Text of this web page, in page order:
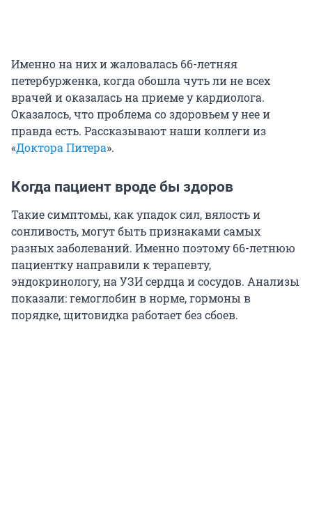
Именно на них и жаловалась 66-летняя
петербурженка, когда обошла чуть ли не всех
врачей и оказалась на приеме у кардиолога.
Оказалось, что проблема со здоровьем у нее и
правда есть. Рассказывают наши коллеги из
«Доктора Питера».
Когда пациент вроде бы здоров
Такие симптомы, как упадок сил, вялость и
сонливость, могут быть признаками самых
разных заболеваний. Именно поэтому 66-летнюю
пациентку направили к терапевту,
эндокринологу, на УЗИ сердца и сосудов. Анализы
показали: гемоглобин в норме, гормоны в
порядке, щитовидка работает без сбоев.